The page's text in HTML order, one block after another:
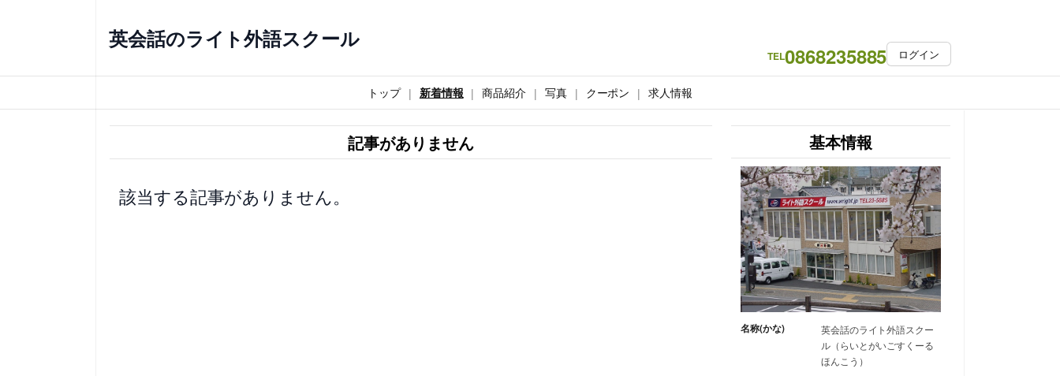
ス
キ
英会話のライト外語スクール
TEL0868235885 ログイン
トップ 新着情報 商品紹介 写真 クーポン 求人情報
記事がありません
該当する記事がありません。
基本情報
名称(かな)
英会話のライト外語スクー
ル（らいとがいごすくーる
ほんこう）